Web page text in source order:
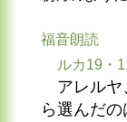
福音朗読
ルカ19・
アレル
ら選んだ